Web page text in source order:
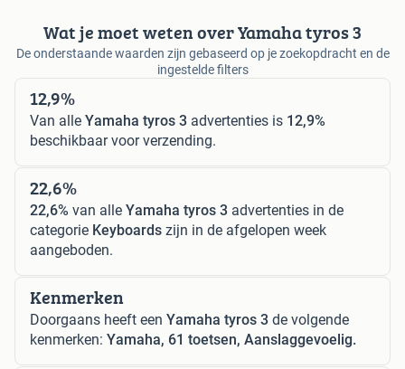
Wat je moet weten over Yamaha tyros 3
De onderstaande waarden zijn gebaseerd op je zoekopdracht en de
ingestelde filters
12,9%
Van alle Yamaha tyros 3 advertenties is 12,9%
beschikbaar voor verzending.
22,6%
22,6% van alle Yamaha tyros 3 advertenties in de
categorie Keyboards zijn in de afgelopen week
aangeboden.
Kenmerken
Doorgaans heeft een Yamaha tyros 3 de volgende
kenmerken: Yamaha, 61 toetsen, Aanslaggevoelig.